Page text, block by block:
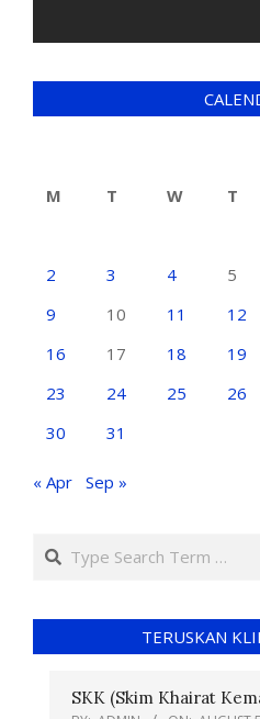
M
T W T
2
3 4 5
9
10 11 12
16
17 18 19
23
24 25 26
30
31
« Apr Sep »
TERUSKAN
SKK (Skim Khairat